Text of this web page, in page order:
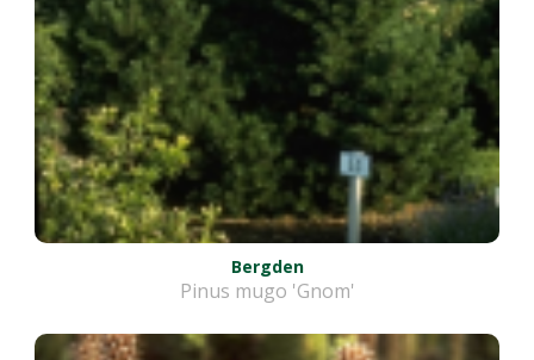
Bergden
Pinus mugo 'Gnom'